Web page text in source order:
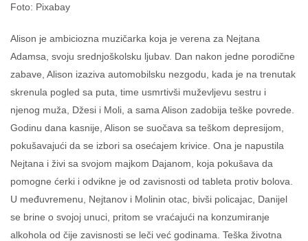
Foto: Pixabay
Alison je ambiciozna muzičarka koja je verena za Nejtana
Adamsa, svoju srednjoškolsku ljubav. Dan nakon jedne porodične
zabave, Alison izaziva automobilsku nezgodu, kada je na trenutak
skrenula pogled sa puta, time usmrtivši muževljevu sestru i
njenog muža, Džesi i Moli, a sama Alison zadobija teške povrede.
Godinu dana kasnije, Alison se suočava sa teškom depresijom,
pokušavajući da se izbori sa osećajem krivice. Ona je napustila
Nejtana i živi sa svojom majkom Dajanom, koja pokušava da
pomogne ćerki i odvikne je od zavisnosti od tableta protiv bolova.
U međuvremenu, Nejtanov i Molinin otac, bivši policajac, Danijel
se brine o svojoj unuci, pritom se vraćajući na konzumiranje
alkohola od čije zavisnosti se leči već godinama. Teška životna